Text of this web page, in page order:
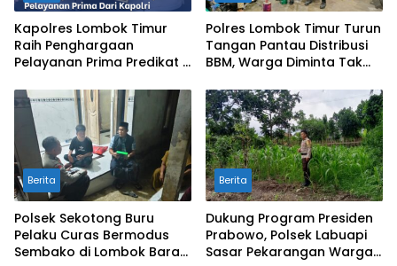
Kapolres Lombok Timur
Raih Penghargaan
Pelayanan Prima Predikat A
Polres Lombok Timur Turun
Tangan Pantau Distribusi
BBM, Warga Diminta Tak
Berita
Polsek Sekotong Buru
Pelaku Curas Bermodus
Sembako di Lombok Barat,
Berita
Dukung Program Presiden
Prabowo, Polsek Labuapi
Sasar Pekarangan Warga